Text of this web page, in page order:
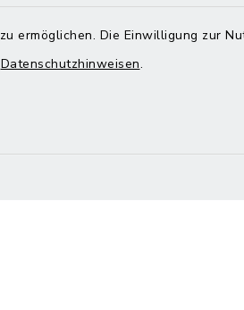
ermöglichen. Die Einwilligung zur
Datenschutzhinweisen.